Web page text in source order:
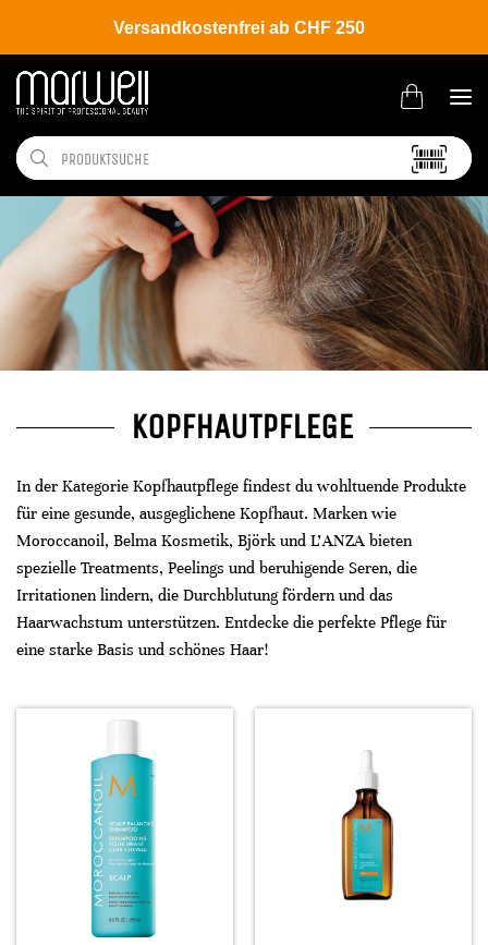
Versandkostenfrei ab CHF 250
KOPFHAUTPFLEGE
In der Kategorie Kopfhautpflege findest du wohltuende Produkte
für eine gesunde, ausgeglichene Kopfhaut. Marken wie
Moroccanoil, Belma Kosmetik, Björk und L’ANZA bieten
spezielle Treatments, Peelings und beruhigende Seren, die
Irritationen lindern, die Durchblutung fördern und das
Haarwachstum unterstützen. Entdecke die perfekte Pflege für
eine starke Basis und schönes Haar!